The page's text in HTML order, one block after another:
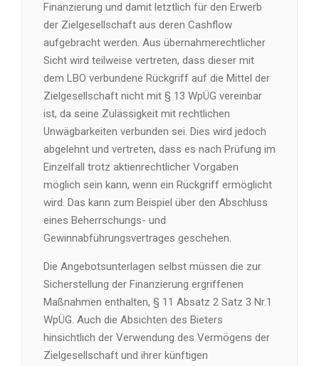
Finanzierung und damit letztlich für den Erwerb
der Zielgesellschaft aus deren Cashflow
aufgebracht werden. Aus übernahmerechtlicher
Sicht wird teilweise vertreten, dass dieser mit
dem LBO verbundene Rückgriff auf die Mittel der
Zielgesellschaft nicht mit § 13 WpÜG vereinbar
ist, da seine Zulässigkeit mit rechtlichen
Unwägbarkeiten verbunden sei. Dies wird jedoch
abgelehnt und vertreten, dass es nach Prüfung im
Einzelfall trotz aktienrechtlicher Vorgaben
möglich sein kann, wenn ein Rückgriff ermöglicht
wird. Das kann zum Beispiel über den Abschluss
eines Beherrschungs- und
Gewinnabführungsvertrages geschehen.
Die Angebotsunterlagen selbst müssen die zur
Sicherstellung der Finanzierung ergriffenen
Maßnahmen enthalten, § 11 Absatz 2 Satz 3 Nr.1
WpÜG. Auch die Absichten des Bieters
hinsichtlich der Verwendung des Vermögens der
Zielgesellschaft und ihrer künftigen